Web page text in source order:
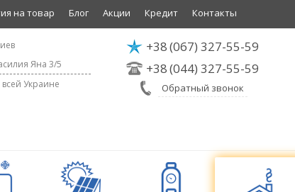
на товар Блог Акции Кредит Контакты
Яна 3/5
всей Украине
+38(067) 327-55-59
+38(044) 327-55-59
Обратный звонок